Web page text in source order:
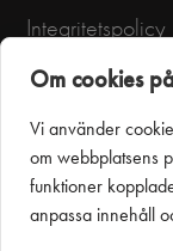
Integritetspolicy
Användarvillkor
Om cookies
Vi använder
om webbplatsens
funktioner
anpassa innehåll